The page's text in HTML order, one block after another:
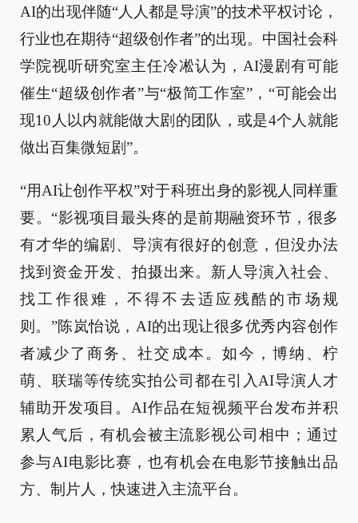
AI的出现伴随“人人都是导演”的技术平权讨论，
行业也在期待“超级创作者”的出现。中国社会科
学院视听研究室主任冷凇认为，AI漫剧有可能
催生“超级创作者”与“极简工作室”，“可能会出
现10人以内就能做大剧的团队，或是4个人就能
做出百集微短剧”。
“用AI让创作平权”对于科班出身的影视人同样重
要。“影视项目最头疼的是前期融资环节，很多
有才华的编剧、导演有很好的创意，但没办法
找到资金开发、拍摄出来。新人导演入社会、
找工作很难，不得不去适应残酷的市场规
则。”陈岚怡说，AI的出现让很多优秀内容创作
者减少了商务、社交成本。如今，博纳、柠
萌、联瑞等传统实拍公司都在引入AI导演人才
辅助开发项目。AI作品在短视频平台发布并积
累人气后，有机会被主流影视公司相中；通过
参与AI电影比赛，也有机会在电影节接触出品
方、制片人，快速进入主流平台。